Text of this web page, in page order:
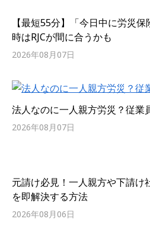
【最短55分】「今日中に労災
時はRJCが間に合うかも
2026年08月07日
法人なのに一人親方労災？従業
2026年08月07日
元請け必見！一人親方や下請け
を即解決する方法
2026年08月06日